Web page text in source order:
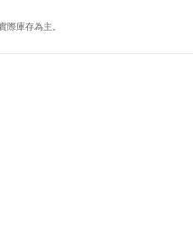
庫存為主。